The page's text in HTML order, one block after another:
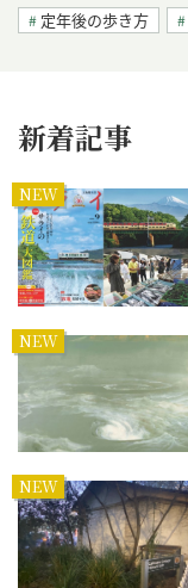
定年後の歩き方
新着記事
NEW
NEW
NEW